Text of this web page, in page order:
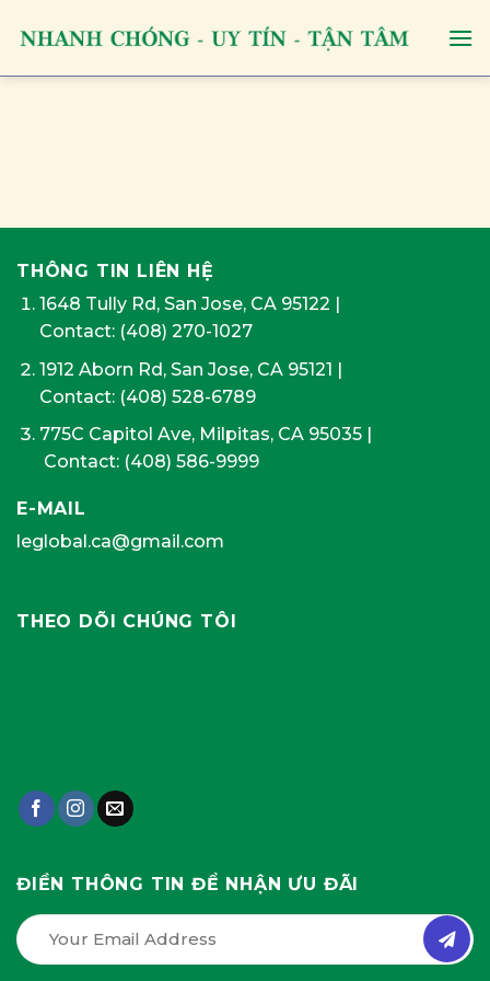
THÔNG TIN LIÊN HỆ
1648 Tully Rd, San Jose, CA 95122 |
Contact: (408) 270-1027
1912 Aborn Rd, San Jose, CA 95121 |
Contact: (408) 528-6789
775C Capitol Ave, Milpitas, CA 95035|
Contact: (408) 586-9999
E-MAIL
leglobal.ca@gmail.com
THEO DÕI CHÚNG TÔI
ĐIỀN THÔNG TIN ĐỂ NHẬN ƯU ĐÃI